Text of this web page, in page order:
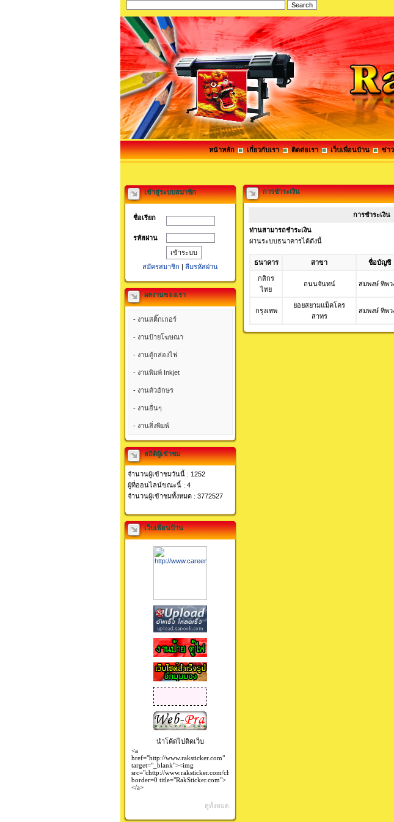
หน้าหลัก เกี่ยวกับเรา ติดต่อเรา เว็บเพื่อนบ้าน ข่า
ส
เข้าสู่ระบบสมาชิก
ชื่อเรียก
รหัสผ่าน
สมัครสมาชิก | ลืมรหัสผ่าน
ผลงานของเรา
- งานสติ๊กเกอร์
- งานป้ายโฆษณา
- งานตู้กล่องไฟ
- งานพิมพ์ Inkjet
- งานตัวอักษร
- งานอื่นๆ
- งานสิ่งพิมพ์
สถิติผู้เข้าชม
จำนวนผู้เข้าชมวันนี้ : 1252
ผู้ที่ออนไลน์ขณะนี้ : 4
จำนวนผู้เข้าชมทั้งหมด : 3772527
เว็บเพื่อนบ้าน
นำโค้ดไปติดเว็บ
ดูทั้งหมด
การชำระเงิน
การชำระเงิน
ท่านสามารถชำระเงิน
ผ่านระบบธนาคารได้ดังนี้
ธนาคาร สาขา ชื่อบัญชี
กสิกร
ไทย
ถนนจันทน์ สมพงษ์ ทิพว
กรุงเทพ
ย่อยสยามแม็คโคร
สาทร
สมพงษ์ ทิพว